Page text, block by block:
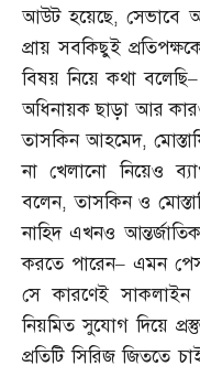
আউট হয়েছে, সেভাবে
প্রায় সবকিছুই
বিষয় নিয়ে কথা বলেছি
অধিনায়ক ছাড়া আর
তাসকিন আহমেদ,
না খেলানো নিয়েও
বলেন,তাসকিন ও
নাহিদ এখনও
করতে পারেন– এমন
সে কারণেই সাকলাইন
নিয়মিত সুযোগ দিয়ে
প্রতিটি সিরিজ জিততে